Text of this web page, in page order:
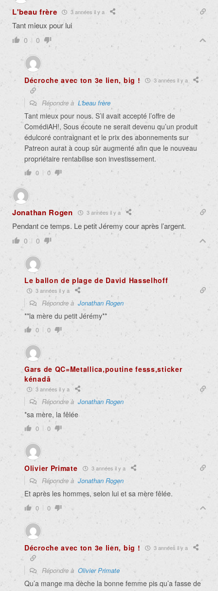
L'beau frère 3 années il y a
Tant mieux pour lui
0 0
Décroche avec ton 3e lien, big ! 3 années il y a
Répondre à L'beau frère
Tant mieux pour nous. S’il avait accepté l’offre de
ComédiAH!, Sous écoute ne serait devenu qu’un produit
édulcoré contraignant et le prix des abonnements sur
Patreon aurat à coup sûr augmenté afin que le nouveau
propriétaire rentabilise son investissement.
0 0
Jonathan Rogen 3 années il y a
Pendant ce temps. Le petit Jéremy cour après l’argent.
0 0
Le ballon de plage de David Hasselhoff
3 années il y a
Répondre à Jonathan Rogen
**la mère du petit Jérémy**
0 0
Gars de QC=Metallica,poutine fesss,sticker
kénadâ
3 années il y a
Répondre à Jonathan Rogen
*sa mère, la fêlée
0 0
Olivier Primate 3 années il y a
Répondre à Jonathan Rogen
Et après les hommes, selon lui et sa mère fêlée.
0 0
Décroche avec ton 3e lien, big ! 3 années il y a
Répondre à Olivier Primate
Qu’a mange ma dèche la bonne femme pis qu’a fasse de